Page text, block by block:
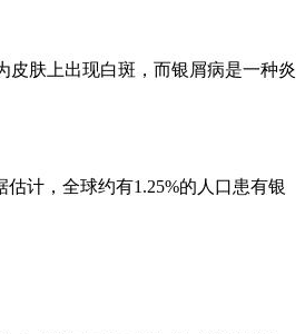
皮肤上出现白斑，而银屑病是一种炎
计，全球约有1.25%的人口患有银